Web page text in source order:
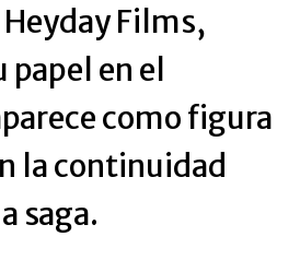
Films,
en el
como figura
la continuidad
saga.